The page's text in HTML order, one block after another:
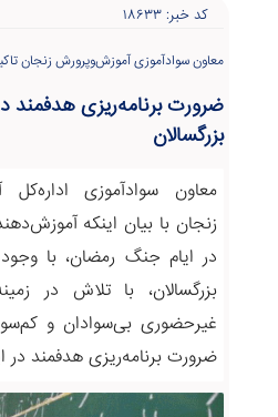
کد خبر: ۱۸۶۳۳
معاون سوادآموزی آموزش‌وپرورش زنجان
ضرورت برنامه‌ریزی هدفمند
بزرگسالان
معاون سوادآموزی
زنجان با بیان اینکه
در ایام جنگ رمضان، با
بزرگسالان، با تلاش در
غیرحضوری بی‌سوادان و
ضرورت برنامه‌ریزی هدفمند در